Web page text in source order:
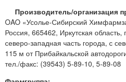
Производитель/организация
OAO «Усолье-Сибирский
Россия, 665462, Иркутская область,
северо-западная часть города, с
115 м от Прибайкальской
тел./факс: (39543) 5-89-10, 5-89-08